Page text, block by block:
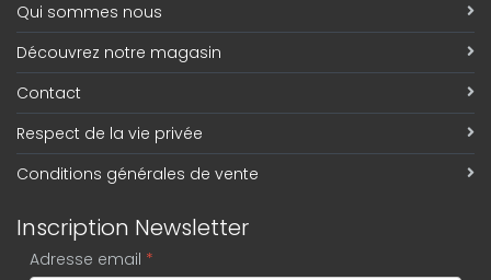
Qui sommes nous
Découvrez notre magasin
Contact
Respect de la vie privée
Conditions générales de vente
Inscription Newsletter
Adresse email *